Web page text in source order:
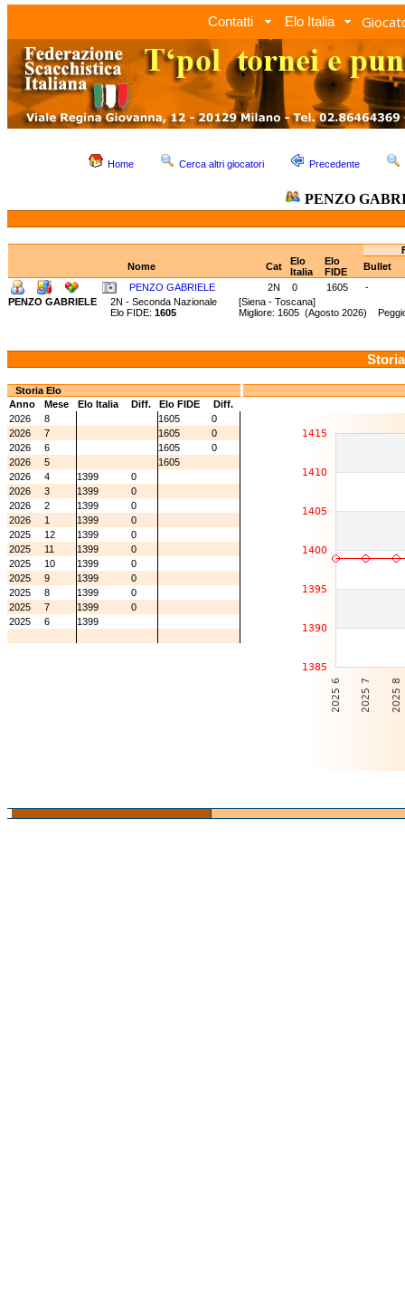
Contatti Elo Italia
Home Cerca altri giocatori Precedente
PENZO
Nome
Cat
Elo
Italia
Elo
FIDE
Bullet
PENZO GABRIELE
2N 0 1605
-
PENZO GABRIELE
2N - Seconda Nazionale [Siena - Toscana]
Elo FIDE: 1605 Migliore: 1605 (Agosto 2026)
Storia Elo
Anno
Mese Elo Italia Diff. Elo FIDE
Diff.
2026
8 1605
0
2026
7 1605
0
2026
6 1605
0
2026
5
1605
2026
4 1399
0
2026
3 1399
0
2026
2 1399
0
2026
1 1399
0
2025
12 1399
0
2025
11 1399
0
2025
10 1399
0
2025
9 1399
0
2025
8 1399
0
2025
7 1399
0
2025
6 1399